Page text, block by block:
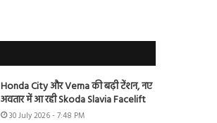
Honda City और Verna की बढ़ी टेंशन, नए
अवतार में आ रही Skoda Slavia Facelift
30 July 2026 - 7:48 PM